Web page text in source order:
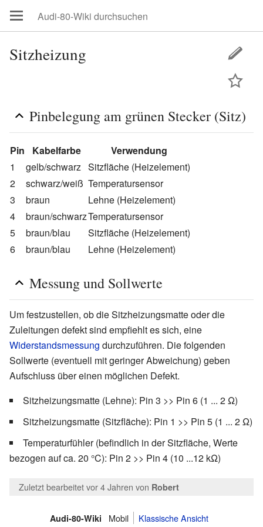
Sitzheizung
Pinbelegung am grünen Stecker (Sitz)
Pin Kabelfarbe
Verwendung
1
gelb/schwarz Sitzfläche (Heizelement)
2
schwarz/weiß Temperatursensor
3
braun
Lehne (Heizelement)
4
braun/schwarzTemperatursensor
5
braun/blau
Sitzfläche (Heizelement)
6
braun/blau Lehne (Heizelement)
Messung und Sollwerte
Um festzustellen, ob die Sitzheizungsmatte oder die
Zuleitungen defekt sind empfiehlt es sich, eine
Widerstandsmessung durchzuführen. Die folgenden
Sollwerte (eventuell mit geringer Abweichung) geben
Aufschluss über einen möglichen Defekt.
Sitzheizungsmatte (Lehne): Pin 3 >> Pin 6 (1 ... 2 Ω)
Sitzheizungsmatte (Sitzfläche): Pin 1 >> Pin 5 (1 ... 2 Ω)
Temperaturfühler (befindlich in der Sitzfläche, Werte
bezogen auf ca. 20 °C): Pin 2 >> Pin 4 (10 ...12 kΩ)
Zuletzt bearbeitet vor 4 Jahren von Robert
Audi-80-Wiki Mobil Klassische Ansicht